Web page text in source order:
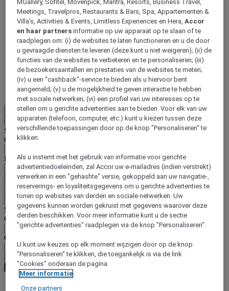
ALL Accor+ Voyager
15% korting het hele jaardoor op uw verblijven bij
+30 merken
WORD NU LID
Meer
Terug
Selecteer hieronder uw land en taal
Geografische zone
Land/regio-taal
Bevestig mijn land en taal
EUR (€)
Terug
Selecteer hieronder uw valuta
Geografische zone
Offerte
Bevestig mijn valuta
MGallery, Sofitel, Movenpick, Mantra, Resorts, Business Travel,
Meetings, Travelpros, Restaurants & Bars, Spa, Appartementen &
Villa's, Activities & Events, Limitless Experiences en Hera,Accor
en haar partners informatie op uw apparaat op te slaan of te
raadplegen om: (i) de websites te laten functioneren en u de door
u gevraagde diensten te leveren (deze kunt u niet weigeren); (ii) de
functies van de websites te verbeteren en te personaliseren; (iii)
de bezoekersaantallen en prestaties van de websites te meten;
(iv) u een "cashback"-service te bieden als u hiervoor bent
aangemeld; (v) u de mogelijkheid te geven interactie te hebben
met sociale netwerken; (vi) een profiel van uw interesses op te
stellen om u gerichte advertenties aan te bieden. Voor elk van uw
apparaten (telefoon, computer, etc.) kunt u kiezen tussen deze
verschillende toepassingen door op de knop "Personaliseren" te
klikken.
Als u instemt met het gebruik van informatie voor gerichte
advertentiedoeleinden, zal Accor uw e-mailadres (indien verstrekt)
verwerken in een "gehashte" versie, gekoppeld aan uw navigatie-,
reserverings- en loyaliteitsgegevens om u gerichte advertenties te
tonen op websites van derden en sociale netwerken. Uw
gegevens kunnen worden gekruist met gegevens waarover deze
derden beschikken. Voor meer informatie kunt u de sectie
"gerichte advertenties" raadplegen via de knop "Personaliseren".
U kunt uw keuzes op elk moment wijzigen door op de knop
"Personaliseren" te klikken, die toegankelijk is via de link
"Cookies" onderaan de pagina.
Meer informatie
Onze partners